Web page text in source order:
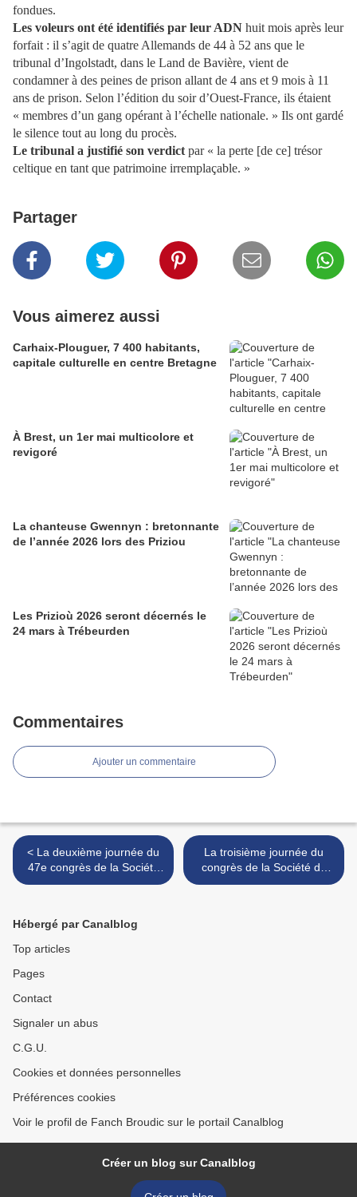
fondues.
Les voleurs ont été identifiés par leur ADN huit mois après leur
forfait : il s’agit de quatre Allemands de 44 à 52 ans que le
tribunal d’Ingolstadt, dans le Land de Bavière, vient de
condamner à des peines de prison allant de 4 ans et 9 mois à 11
ans de prison. Selon l’édition du soir d’Ouest-France, ils étaient
« membres d’un gang opérant à l’échelle nationale. » Ils ont gardé
le silence tout au long du procès.
Le tribunal a justifié son verdict par « la perte [de ce] trésor
celtique en tant que patrimoine irremplaçable. »
Partager
Vous aimerez aussi
Carhaix-Plouguer, 7 400 habitants,
capitale culturelle en centre Bretagne
À Brest, un 1er mai multicolore et
revigoré
La chanteuse Gwennyn : bretonnante
de l’année 2026 lors des Priziou
Les Prizioù 2026 seront décernés le
24 mars à Trébeurden
Commentaires
Ajouter un commentaire
< La deuxième journée du
47e congrès de la Société
de mythologie française à
La troisième journée du
congrès de la Société de
mythologie française à
Hébergé par Canalblog
Top articles
Pages
Contact
Signaler un abus
C.G.U.
Cookies et données personnelles
Préférences cookies
Voir le profil de Fanch Broudic sur le portail Canalblog
Créer un blog sur Canalblog